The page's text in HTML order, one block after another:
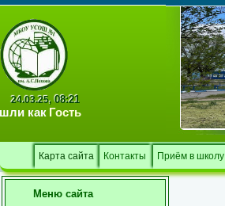
24.03.25, 08:21
как Гость
Карта сайта Контакты Приём в школу
Меню сайта